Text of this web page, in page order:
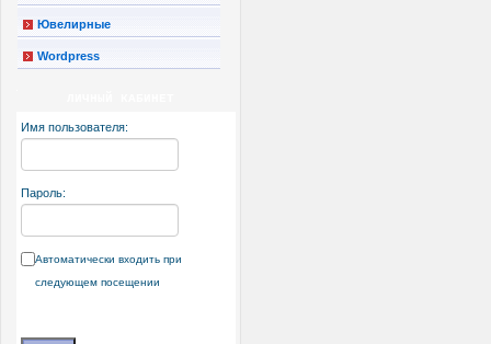
Ювелирные
Wordpress
Имя пользователя:
Пароль:
Автоматически входить при
следующем посещении